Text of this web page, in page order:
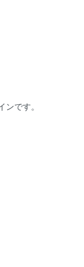
です。